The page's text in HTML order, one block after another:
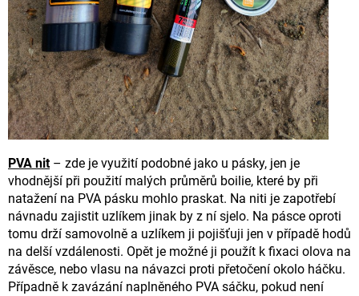
PVA nit– zde je využití podobné jako u pásky, jen je
vhodnější při použití malých průměrů boilie, které by při
natažení na PVA pásku mohlo praskat. Na niti je zapotřebí
návnadu zajistit uzlíkem jinak by z ní sjelo. Na pásce oproti
tomu drží samovolně a uzlíkem ji pojišťuji jen v případě hodů
na delší vzdálenosti. Opět je možné ji použít k fixaci olova na
závěsce, nebo vlasu na návazci proti přetočení okolo háčku.
Případně k zavázání naplněného PVA sáčku, pokud není